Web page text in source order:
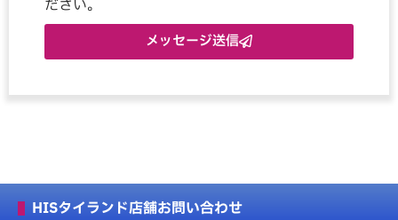
ださい。
メッセージ送信
HISタイランド店舗お問い合わせ